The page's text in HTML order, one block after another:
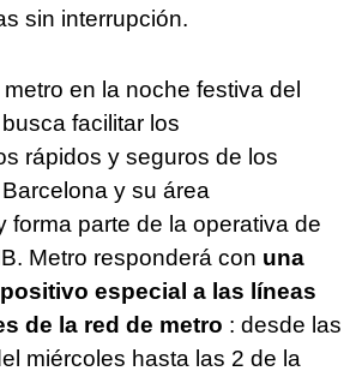
sin interrupción.
en la noche festiva del
facilitar los
rápidos y seguros de los
y su área
forma parte de la operativa de
Metro responderá con una
especial a las líneas
de la red de metro : desde las
miércoles hasta las 2 de la